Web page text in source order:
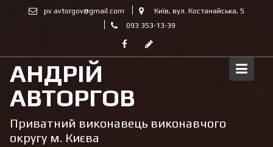
pv.avtorgov@gmail.com
Київ, вул. Костанайська, 5
093 353-13-39
АНДРІЙ
АВТОРГОВ
Приватний виконавець виконавчого
округу м. Києва